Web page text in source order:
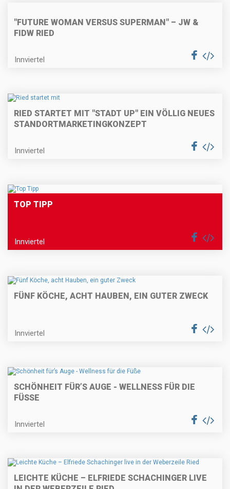
"FUTURE WOMAN VERSUS SUPERMAN" – JW &
FIDW RIED
Innviertel
RIED STARTET MIT "STADT UP" EIN VÖLLIG NEUES
STANDORTMARKETINGKONZEPT
Innviertel
TOP TIPP
Innviertel
FÜNF KÖCHE, ACHT HAUBEN, EIN GUTER ZWECK
Innviertel
SCHÖNHEIT FÜR’S AUGE - WELLNESS FÜR DIE
FÜSSE
Innviertel
LEICHTE KÜCHE – ELFRIEDE SCHACHINGER LIVE